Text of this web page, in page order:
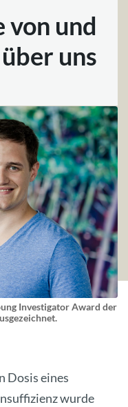
von und
über uns
Investigator Award der
Dosis eines
wurde